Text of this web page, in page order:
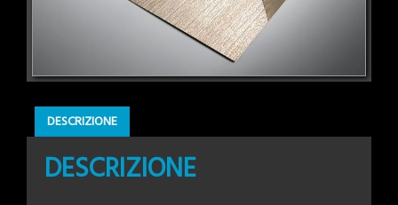
DESCRIZIONE
DESCRIZIONE